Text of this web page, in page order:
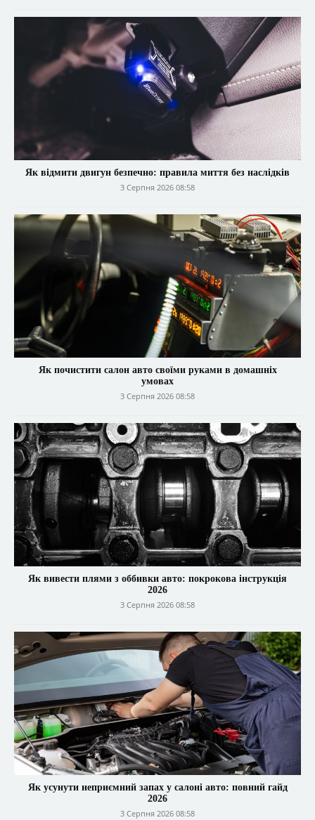
Як відмити двигун безпечно: правила миття без наслідків
3 Серпня 2026 08:58
Як почистити салон авто своїми руками в домашніх
умовах
3 Серпня 2026 08:58
Як вивести плями з оббивки авто: покрокова інструкція
2026
3 Серпня 2026 08:58
Як усунути неприємний запах у салоні авто: повний гайд
2026
3 Серпня 2026 08:58